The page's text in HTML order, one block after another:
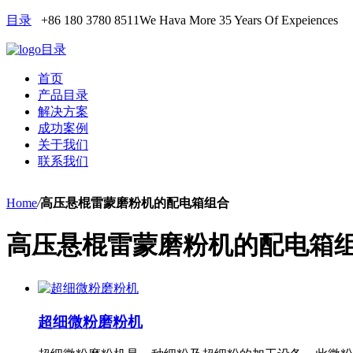
目录 +86 180 3780 8511We Hava More 35 Years Of Expeiences
目录
首页
产品目录
解决方案
成功案例
关于我们
联系我们
Home/高压悬棍雷蒙磨粉机的配电箱组合
高压悬棍雷蒙磨粉机的配电箱
超细微粉磨粉机